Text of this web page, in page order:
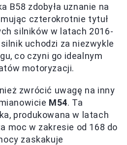
B58 zdobyła uznanie na
czterokrotnie tytuł
silników w latach 2016-
uchodzi za niezwykle
co czyni go idealnym
motoryzacji.
zwrócić uwagę na inny
M54. Ta
produkowana w latach
moc w zakresie od 168 do
zaskakuje